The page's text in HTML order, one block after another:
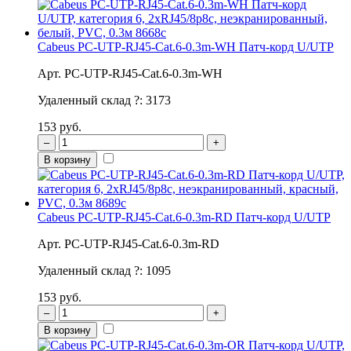
Cabeus PC-UTP-RJ45-Cat.6-0.3m-WH Патч-корд U/UTP
Арт. PC-UTP-RJ45-Cat.6-0.3m-WH
Удаленный склад ?: 3173
153 руб.
–
+
В корзину
Cabeus PC-UTP-RJ45-Cat.6-0.3m-RD Патч-корд U/UTP
Арт. PC-UTP-RJ45-Cat.6-0.3m-RD
Удаленный склад ?: 1095
153 руб.
–
+
В корзину